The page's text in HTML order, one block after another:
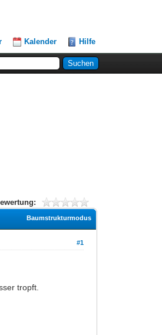
Kalender Hilfe
Baumstrukturmodus
#1
tropft.